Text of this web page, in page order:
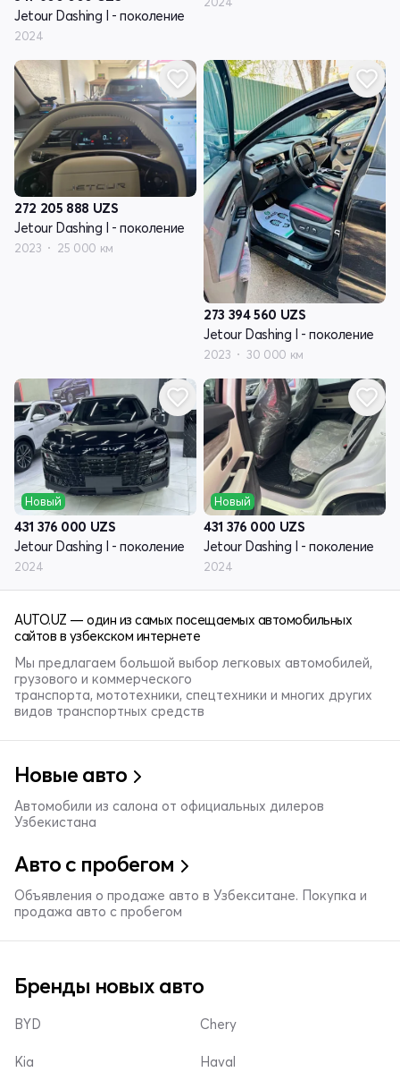
Jetour Dashing I - поколение
2024
272 205 888 UZS
Jetour Dashing I - поколение
2023 25 000 км
273 394 560 UZS
Jetour Dashing I - поколение
2023 30 000 км
Новый
431 376 000 UZS
Jetour Dashing I - поколение
2024
Новый
431 376 000 UZS
Jetour Dashing I - поколение
2024
AUTO.UZ — один из самых посещаемых автомобильных
сайтов в узбекском интернете
Мы предлагаем большой выбор легковых автомобилей,
грузового и коммерческого
транспорта, мототехники, спецтехники и многих других
видов транспортных средств
Новые авто
Автомобили из салона от официальных дилеров
Узбекистана
Авто с пробегом
Объявления о продаже авто в Узбекситане. Покупка и
продажа авто с пробегом
Бренды новых авто
BYD
Kia
Chery
Haval